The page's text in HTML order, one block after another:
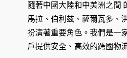
隨著中國大陸和中美洲之間
馬拉、伯利兹、薩爾瓦多、
扮演著重要角色。我們是一
戶提供安全、高效的跨國物